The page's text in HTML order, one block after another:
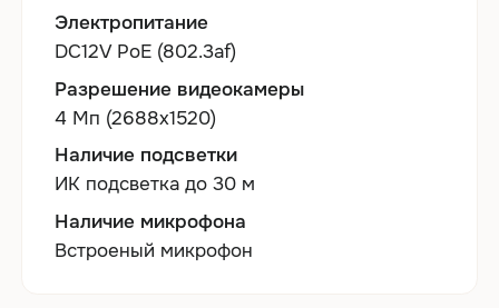
Электропитание
DC12V PoE (802.3af)
Разрешение видеокамеры
4 Мп (2688х1520)
Наличие подсветки
ИК подсветка до 30 м
Наличие микрофона
Встроеный микрофон